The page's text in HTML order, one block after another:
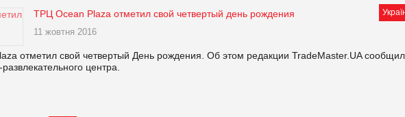
ТРЦ Ocean Plaza отметил свой четвертый день рождения
11 жовтня 2016
отметил свой четвертый День рождения. Об этом редакции TradeMaster.UA
центра.